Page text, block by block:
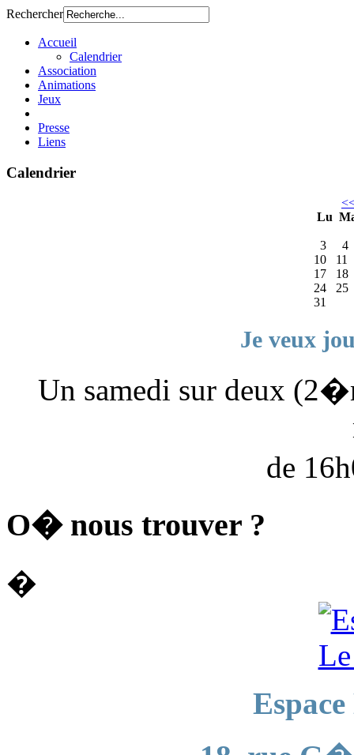
Rechercher
Accueil
Calendrier
Association
Animations
Jeux
Presse
Liens
Calendrier
Lu
3
4
10
11
17
18
24
25
31
Je veux
Un samedi sur deux
de
O� nous trouver ?
�